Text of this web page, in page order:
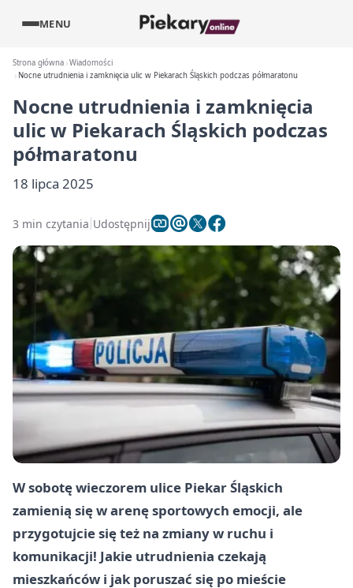
MENU
Strona główna Wiadomości
Nocne utrudnienia i zamknięcia ulic w Piekarach Śląskich podczas półmaratonu
Nocne utrudnienia i zamknięcia
ulic w Piekarach Śląskich podczas
półmaratonu
18 lipca 2025
3 min czytania Udostępnij
W sobotę wieczorem ulice Piekar Śląskich
zamienią się w arenę sportowych emocji, ale
przygotujcie się też na zmiany w ruchu i
komunikacji! Jakie utrudnienia czekają
mieszkańców i jak poruszać się po mieście